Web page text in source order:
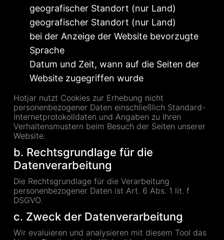
geografischer Standort (nur Land)
geografischer Standort (nur Land)
bei der Anzeige der Website bevorzugte
Sprache
Datum und Zeit, wann auf die Seiten der
Website zugegriffen wurde
Hotjar nutzt Cookies zur Erhebung nicht
personenbezogener Daten einschließlich Standard-
Internetprotokolldaten und Angaben zu Ihren
Verhaltensmustern beim Besuch der Seiten unserer
Website.
b. Rechtsgrundlage für die
Datenverarbeitung
Die Rechtsgrundlage für die Verarbeitung
personenbezogener Daten ist Art. 6 Abs. 1 lit. f
DSGVO.
c. Zweck der Datenverarbeitung
Wir evaluieren und analysieren mit diesem Tool das